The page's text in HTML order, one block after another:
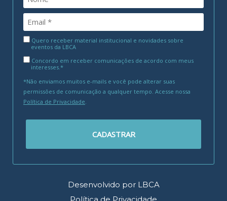
Quero receber material institucional e novidades sobre
eventos da LBCA
Concordo em receber comunicações de acordo com meus
interesses.*
*Não enviamos muitos e-mails e você pode alterar suas
permissões de comunicação a qualquer tempo. Acesse nossa
Política de Privacidade.
CADASTRAR
Desenvolvido por LBCA